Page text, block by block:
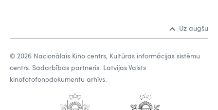
Uz augšu
© 2026 Nacionālais Kino centrs, Kultūras informācijas sistēmu
centrs. Sadarbības partneris: Latvijas Valsts
kinofotofonodokumentu arhīvs.